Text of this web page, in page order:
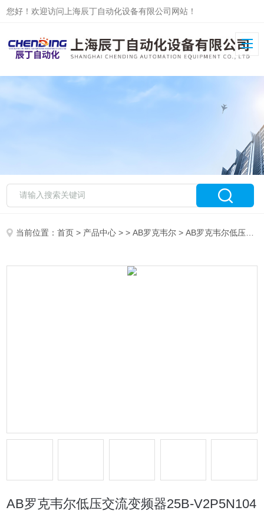
您好！欢迎访问上海辰丁自动化设备有限公司网站！
当前位置：首页 > 产品中心 > >AB罗克韦尔 > AB罗克韦尔低压交流变频器25B-V2P5N104
AB罗克韦尔低压交流变频器25B-V2P5N104